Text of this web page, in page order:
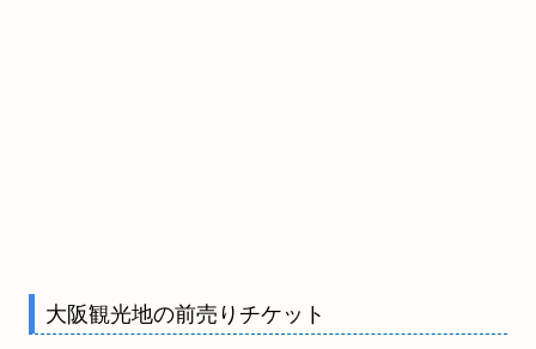
大阪観光地の前売りチケット